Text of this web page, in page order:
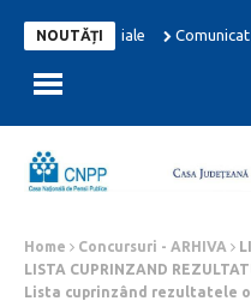
NOUTĂȚIsociale Comunicat
Home Concursuri - ARHIVA
LISTA CUPRINZAND
Lista cuprinzând rezultatele